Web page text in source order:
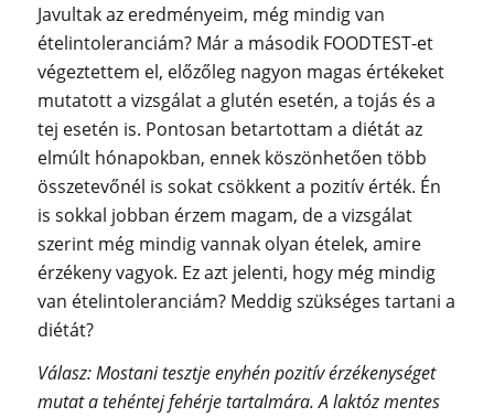
Javultak az eredményeim, még mindig van
ételintoleranciám? Már a második FOODTEST-et
végeztettem el, előzőleg nagyon magas értékeket
mutatott a vizsgálat a glutén esetén, a tojás és a
tej esetén is. Pontosan betartottam a diétát az
elmúlt hónapokban, ennek köszönhetően több
összetevőnél is sokat csökkent a pozitív érték. Én
is sokkal jobban érzem magam, de a vizsgálat
szerint még mindig vannak olyan ételek, amire
érzékeny vagyok. Ez azt jelenti, hogy még mindig
van ételintoleranciám? Meddig szükséges tartani a
diétát?
Válasz: Mostani tesztje enyhén pozitív érzékenységet
mutat a tehéntej fehérje tartalmára. A laktóz mentes